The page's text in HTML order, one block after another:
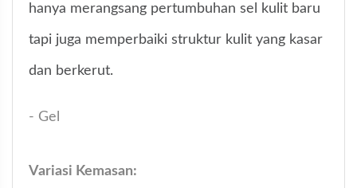
hanya merangsang pertumbuhan sel kulit baru
tapi juga memperbaiki struktur kulit yang kasar
dan berkerut.
- Gel
Variasi Kemasan: